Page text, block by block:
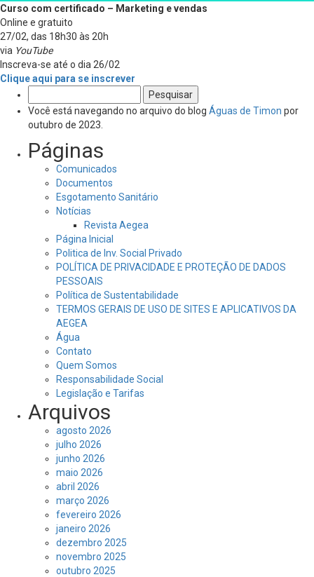
Curso com certificado – Marketing e vendas
Online e gratuito
27/02, das 18h30 às 20h
via YouTube
Inscreva-se até o dia 26/02
Clique aqui para se inscrever
por:
Você está navegando no arquivo do blog Águas de Timon por
outubro de 2023.
Páginas
Comunicados
Documentos
Esgotamento Sanitário
Notícias
Revista Aegea
Página Inicial
Politica de Inv. Social Privado
POLÍTICA DE PRIVACIDADE E PROTEÇÃO DE DADOS
PESSOAIS
Política de Sustentabilidade
TERMOS GERAIS DE USO DE SITES E APLICATIVOS DA
AEGEA
Água
Contato
Quem Somos
Responsabilidade Social
Legislação e Tarifas
Arquivos
agosto 2026
julho 2026
junho 2026
maio 2026
abril 2026
março 2026
fevereiro 2026
janeiro 2026
dezembro 2025
novembro 2025
outubro 2025